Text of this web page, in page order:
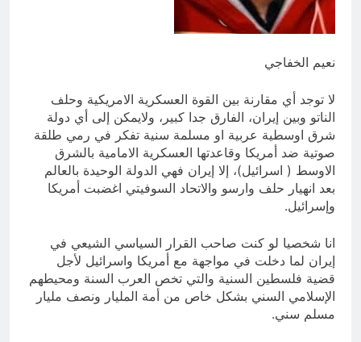
شعراء العراق الذين بقيت قبورهم في
نعيم الخفاجي
لا توجد أي مقارنة بين القوة العسكرية الامريكية وحلف
الناتو وبين إيران، الفارق جدا كبير، ولايمكن إلى أي دولة
شرق اوسطية عربية او مسلمة سنية تفكر في رمي طلقة
صوتية ضد أمريكا وقاعدتها العسكرية الامامية بالشرق
الاوسط ( اسرائيل)، إلا إيران فهي الدولة الوحيدة بالعالم
بعد انهيار حلف وارسو والاتحاد السوفيتي اغضبت أمريكا
وإسرائيل.
انا شخصيا لو كنت صاحب القرار السياسي الشيعي في
إيران لما دخلت في مواجهة مع أمريكا واسرائيل لأجل
قضية فلسطين السنية والتي تخص العرب السنة ومحيطهم
الإسلامي السني بشكل خاص من أمة المليار ونصف مليار
مسلم سني.